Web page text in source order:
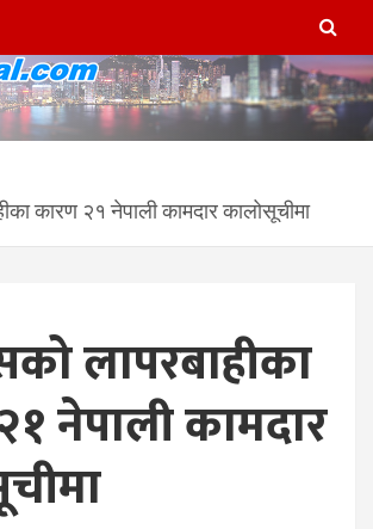
– हङकङबाट
नेपाली अनलाईन
hk nepal, hk nepal com
कारण २१ नेपाली कामदार कालोसूचीमा
लापरबाहीका
नेपाली कामदार